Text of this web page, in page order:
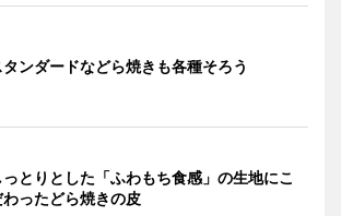
タンダードなどら焼きも各種そろう
っとりとした「ふわもち食感」の生地にこ
わったどら焼きの皮